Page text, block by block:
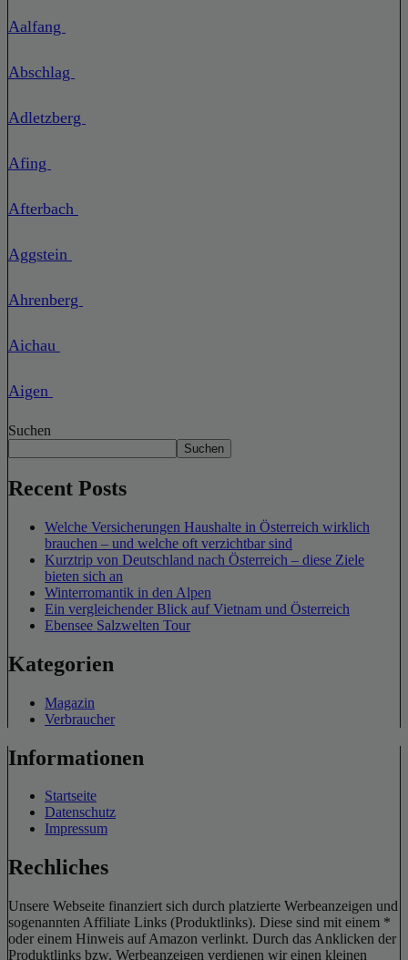
Aalfang
Abschlag
Adletzberg
Afing
Afterbach
Aggstein
Ahrenberg
Aichau
Aigen
Suchen
Suchen
Recent Posts
Welche Versicherungen Haushalte in Österreich wirklich
brauchen – und welche oft verzichtbar sind
Kurztrip von Deutschland nach Österreich – diese Ziele
bieten sich an
Winterromantik in den Alpen
Ein vergleichender Blick auf Vietnam und Österreich
Ebensee Salzwelten Tour
Kategorien
Magazin
Verbraucher
Informationen
Startseite
Datenschutz
Impressum
Rechliches
Unsere Webseite finanziert sich durch platzierte Werbeanzeigen und
sogenannten Affiliate Links (Produktlinks). Diese sind mit einem *
oder einem Hinweis auf Amazon verlinkt. Durch das Anklicken der
Produktlinks bzw. Werbeanzeigen verdienen wir einen kleinen